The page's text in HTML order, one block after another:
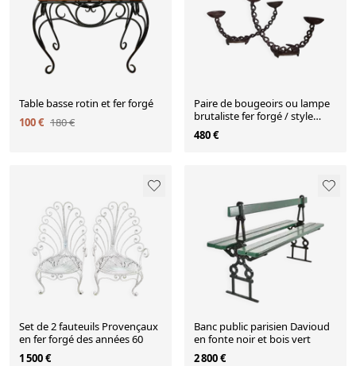
Table basse rotin et fer forgé
100 € 180 €
Paire de bougeoirs ou lampe
brutaliste fer forgé / style
Franz West / années 70 /
vintage / travail artisanal /
480 €
Set de 2 fauteuils Provençaux
en fer forgé des années 60
1 500 €
Banc public parisien Davioud
en fonte noir et bois vert
2 800 €